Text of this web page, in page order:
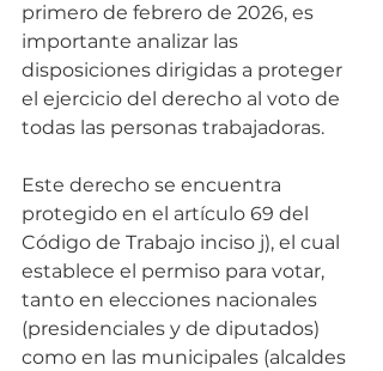
primero de febrero de 2026, es
importante analizar las
disposiciones dirigidas a proteger
el ejercicio del derecho al voto de
todas las personas trabajadoras.
Este derecho se encuentra
protegido en el artículo 69 del
Código de Trabajo inciso j), el cual
establece el permiso para votar,
tanto en elecciones nacionales
(presidenciales y de diputados)
como en las municipales (alcaldes